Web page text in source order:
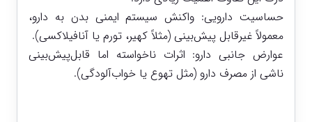
حساسیت دارویی: واکنش سیستم ایمنی بدن به دارو،
معمولاً غیرقابل پیش‌بینی (مثلاً کهیر، تورم یا آنافیلاکسی).
عوارض جانبی دارو: اثرات ناخواسته اما قابل‌پیش‌بینی
ناشی از مصرف دارو (مثل تهوع یا خواب‌آلودگی).